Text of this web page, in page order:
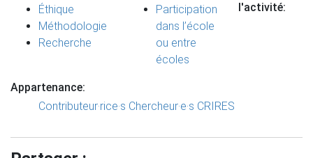
Éthique
Méthodologie
Recherche
Participation
dans l’école
ou entre
écoles
l'activité:
Appartenance:
Contributeur·rice·s Chercheur·e·s CRIRES